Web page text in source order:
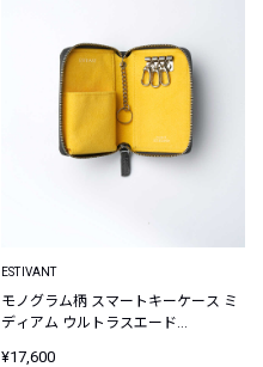
ESTIVANT
モノグラム柄 スマートキーケース ミ
ディアム ウルトラスエード
¥17,600